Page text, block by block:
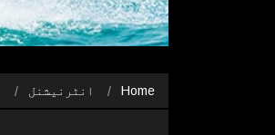
Home انٹرنیشنل